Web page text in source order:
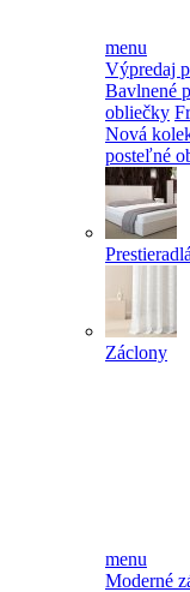
menu
Výpredaj
Bavlnené
obliečky
Nová
posteľné
Prestieradlá
Záclony
menu
Moderné